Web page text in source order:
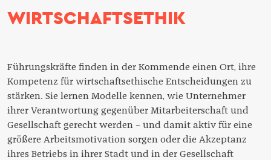
Team
Initiativen
Gremien
Nachhaltigkeit
Tagungsräume
Gastronomie
Spiritualität
Kunst
PROJEKTE
WIRTSCHAFTSETHIK
Führungskräfte finden in der Kommende einen Ort, ihre
Kompetenz für wirtschaftsethische Entscheidungen zu
stärken. Sie lernen Modelle kennen, wie Unternehmer
ihrer Verantwortung gegenüber Mitarbeiterschaft und
Gesellschaft gerecht werden – und damit aktiv für eine
größere Arbeitsmotivation sorgen oder die Akzeptanz
ihres Betriebs in ihrer Stadt und in der Gesellschaft